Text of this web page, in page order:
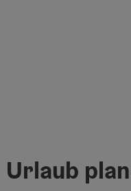
Urlaub